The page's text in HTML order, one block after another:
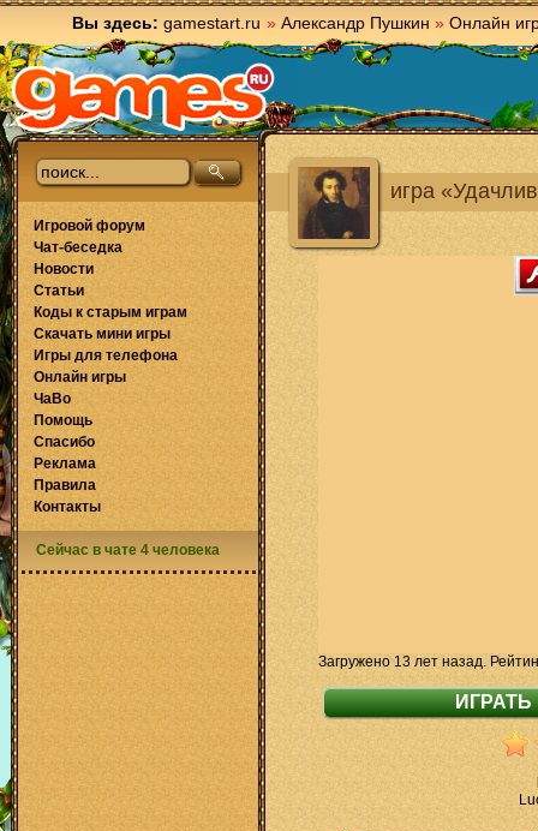
Вы здесь: gamestart.ru » Александр Пушкин » Онлайн
игра
Загружено 13 лет назад.
Игровой форум
Чат-беседка
Новости
Статьи
Коды к старым играм
Скачать мини игры
Игры для телефона
Онлайн игры
ЧаВо
Помощь
Спасибо
Реклама
Правила
Контакты
Сейчас в чате 4 человека